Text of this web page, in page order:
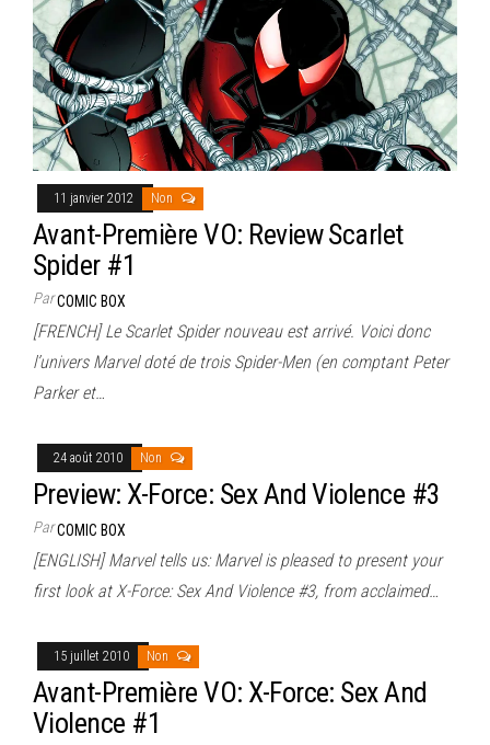
11 janvier 2012 Non
Avant-Première VO: Review Scarlet
Spider #1
ParCOMIC BOX
[FRENCH] Le Scarlet Spider nouveau est arrivé. Voici donc
l’univers Marvel doté de trois Spider-Men (en comptant Peter
Parker et…
24 août 2010 Non
Preview: X-Force: Sex And Violence #3
ParCOMIC BOX
[ENGLISH] Marvel tells us: Marvel is pleased to present your
first look at X-Force: Sex And Violence #3, from acclaimed…
15 juillet 2010 Non
Avant-Première VO: X-Force: Sex And
Violence #1